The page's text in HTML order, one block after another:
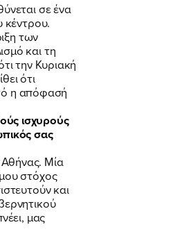
σε ένα
κέντρου.
των
και τη
την Κυριακή
ότι
η απόφασή
ισχυρούς
σας
Αθήνας. Μία
στόχος
και
μας